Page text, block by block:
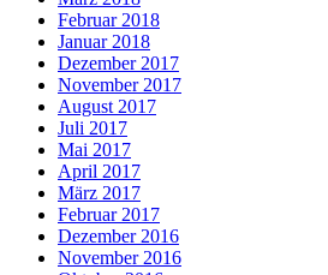
Februar 2018
Januar 2018
Dezember 2017
November 2017
August 2017
Juli 2017
Mai 2017
April 2017
März 2017
Februar 2017
Dezember 2016
November 2016